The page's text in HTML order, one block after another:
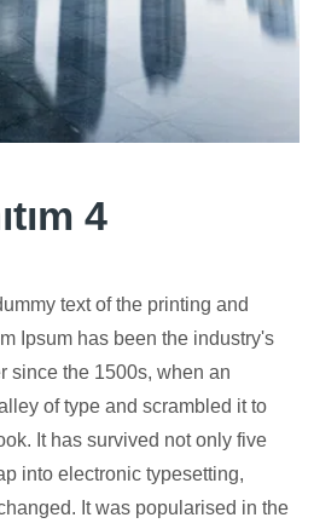
4
text of the printing and
Ipsum has been the industry's
since the 1500s, when an
of type and scrambled it to
It has survived not only five
into electronic typesetting,
It was popularised in the